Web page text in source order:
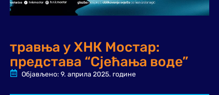
травња у ХНК Мостар:
представа “Сјећања воде”
Објављено: 9. априла 2025. године